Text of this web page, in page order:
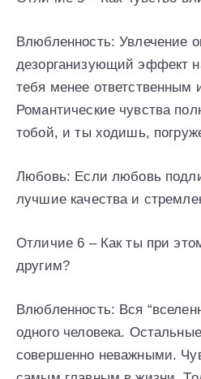
Влюбленность: Увлечение
дезорганизующий эффект
тебя менее ответственным
Романтические чувства
тобой, и ты ходишь,
Любовь: Если любовь
лучшие качества и
Отличие 6 – Как ты при
другим?
Влюбленность: Вся
одного человека.
совершенно неважными.